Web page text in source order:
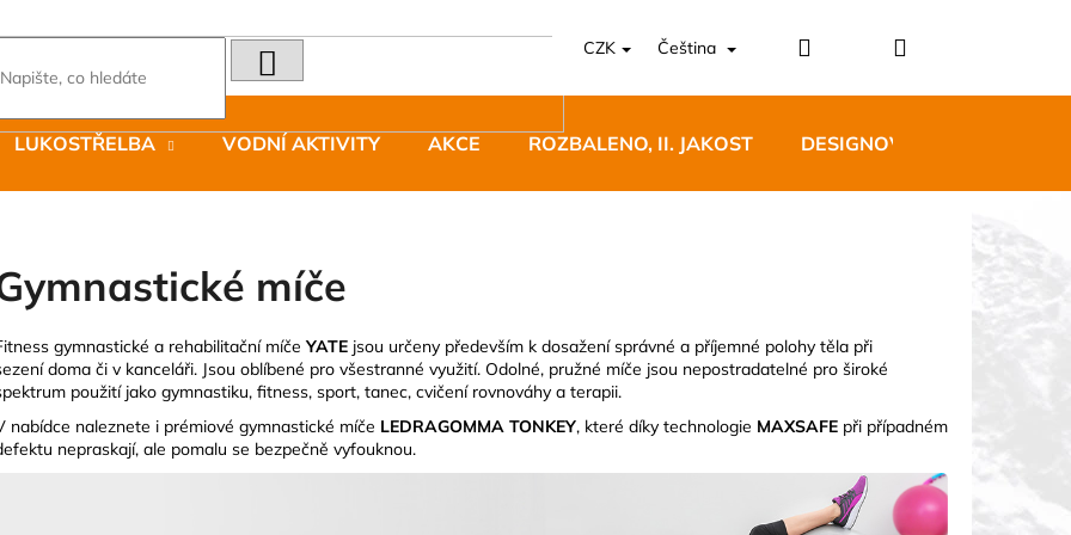
CZK Čeština PřihlášeníNákupní
LUKOSTŘELBA VODNÍ AKTIVITY AKCE ROZBALENO, II. JAKOST DESIGNOVÝ NÁBYTEK
míče
gymnastické a rehabilitační míčeYATE jsou určeny především k dosažení správné a příjemné polohy těla při
doma či v kanceláři. Jsou oblíbené pro všestranné využití. Odolné, pružné míče jsou nepostradatelné pro široké
použití jako gymnastiku, fitness, sport, tanec, cvičení rovnováhy a terapii.
nabídce naleznete i prémiové gymnastické míče LEDRAGOMMA TONKEY, které díky technologie MAXSAFE při případném
nepraskají, ale pomalu se bezpečně vyfouknou.
Co potřebujete najít?
LÁHEV HLINÍK FUTURA 1500
MODRÁ
Kč
JOMA SIERRA 25 BĚŽECKÉ TRAILOVÉ
BOTY PÁNSKÉ BLUE
1 603 Kč
Původně: